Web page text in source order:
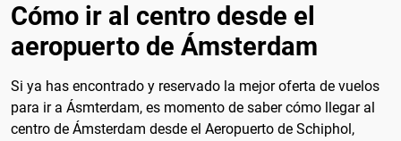
Cómo ir al centro desde el
aeropuerto de Ámsterdam
Si ya has encontrado y reservado la mejor oferta de vuelos
para ir a Ásmterdam, es momento de saber cómo llegar al
centro de Ámsterdam desde el Aeropuerto de Schiphol,